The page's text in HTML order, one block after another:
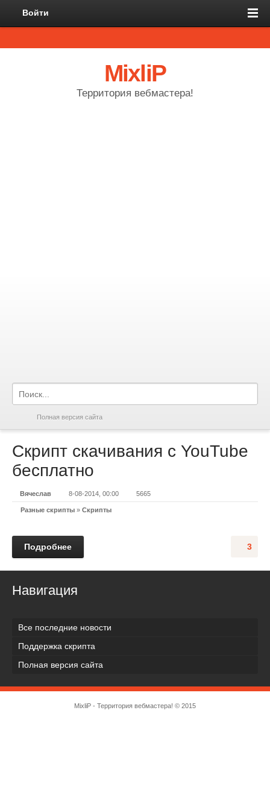
Войти
MixliP
Территория вебмастера!
Полная версия сайта
Скрипт скачивания с YouTube
бесплатно
Вячеслав 8-08-2014, 00:00 5665
Разные скрипты » Скрипты
3
Подробнее
Навигация
Все последние новости
Поддержка скрипта
Полная версия сайта
MixliP - Территория вебмастера! © 2015